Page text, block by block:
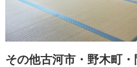
その他古河市・野木町